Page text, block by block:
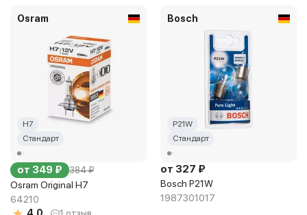
Osram
H7
Стандарт
от 349 ₽ 384 ₽
Osram Original H7
64210
Bosch
P21W
Стандарт
от 327 ₽
Bosch P21W
1987301017